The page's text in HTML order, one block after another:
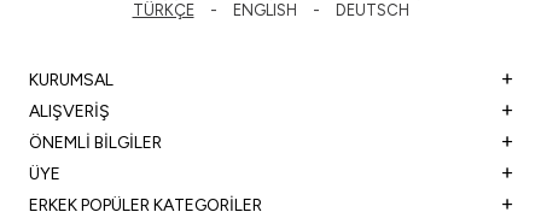
TÜRKÇE ENGLISH DEUTSCH
KURUMSAL
ALIŞVERİŞ
ÖNEMLİ BİLGİLER
ÜYE
ERKEK POPÜLER KATEGORİLER